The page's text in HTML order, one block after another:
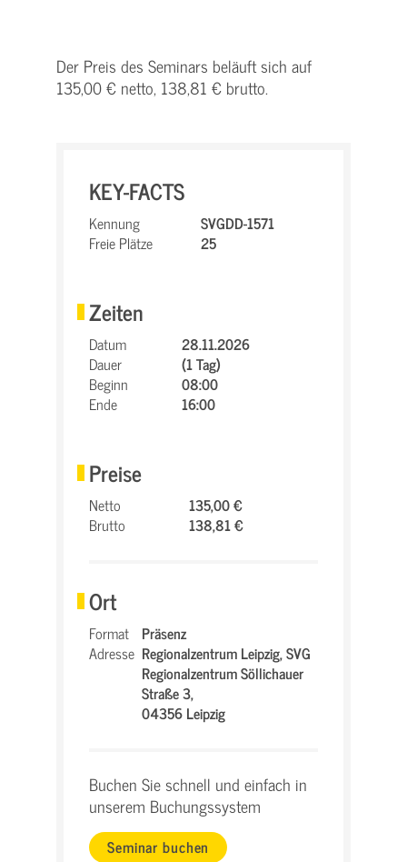
Der Preis des Seminars beläuft sich auf
135,00 € netto, 138,81 € brutto.
KEY-FACTS
Kennung
SVGDD-1571
Freie Plätze
25
Zeiten
Datum
28.11.2026
Dauer
(1 Tag)
Beginn
08:00
Ende
16:00
Preise
Netto
135,00 €
Brutto
138,81 €
Ort
Format Präsenz
Adresse Regionalzentrum Leipzig,SVG
Regionalzentrum Söllichauer
Straße 3,
04356 Leipzig
Buchen Sie schnell und einfach in
unserem Buchungssystem
Seminar buchen